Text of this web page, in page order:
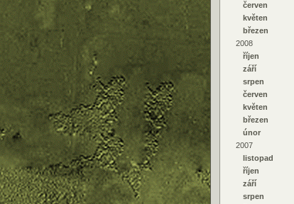
červen
květen
březen
2008
říjen
září
srpen
červen
květen
březen
únor
2007
listopad
říjen
září
srpen